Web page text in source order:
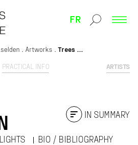
FR
PRACTICAL INFO ARTISTS
Artworks Trees ...
BIO / BIBLIOGRAPHY
IN SUMMARY